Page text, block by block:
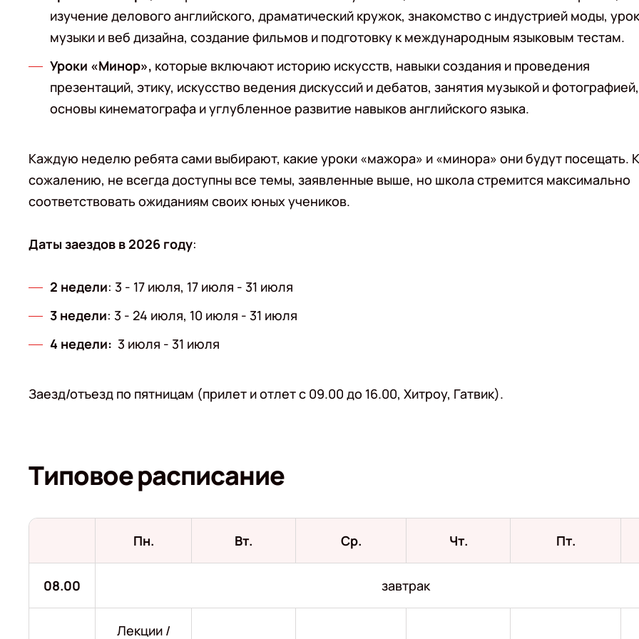
изучение делового английского, драматический кружок, знакомство с индустрией моды,
музыки и веб дизайна, создание фильмов и подготовку к международным языковым тестам.
Уроки «Минор», которые включают историю искусств, навыки создания и проведения
презентаций, этику, искусство ведения дискуссий и дебатов, занятия музыкой и фотографией,
основы кинематографа и углубленное развитие навыков английского языка.
Каждую неделю ребята сами выбирают, какие уроки «мажора» и «минора» они будут посещать. К
сожалению, не всегда доступны все темы, заявленные выше, но школа стремится максимально
соответствовать ожиданиям своих юных учеников.
Даты заездов в 2026 году:
2 недели: 3 - 17 июля, 17 июля - 31 июля
3 недели: 3 - 24 июля, 10 июля - 31 июля
4 недели: 3 июля - 31 июля
Заезд/отъезд по пятницам (прилет и отлет с 09.00 до 16.00, Хитроу, Гатвик).
Типовое расписание
Пн. Вт. Ср. Чт. Пт.
08.00 завтрак
Лекции /